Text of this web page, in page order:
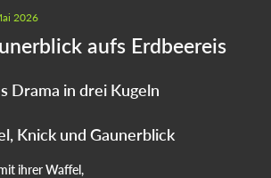
2026
aufs Erdbeereis
Drama in drei Kugeln
Knick und Gaunerblick
ihrer Waffel,